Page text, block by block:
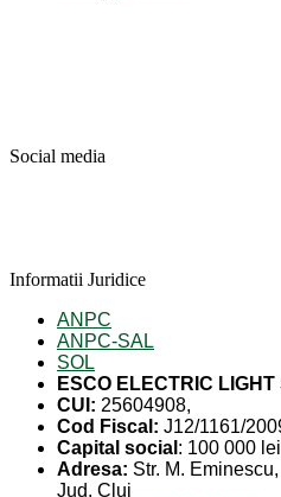
Social media
Informatii Juridice
ANPC
ANPC-SAL
SOL
ESCO ELECTRIC LIGHT
CUI: 25604908,
Cod Fiscal: J12/1161/
Capital social : 100 000 lei
Adresa: Str. M.
Jud. Cluj